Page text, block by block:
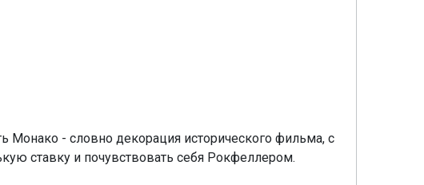
Монако - словно декорация исторического фильма, с
ставку и почувствовать себя Рокфеллером.